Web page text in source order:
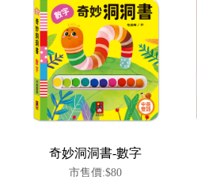
奇妙洞洞書-數字
市售價:$80